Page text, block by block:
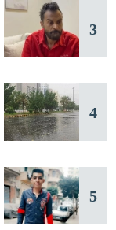
3
4
5